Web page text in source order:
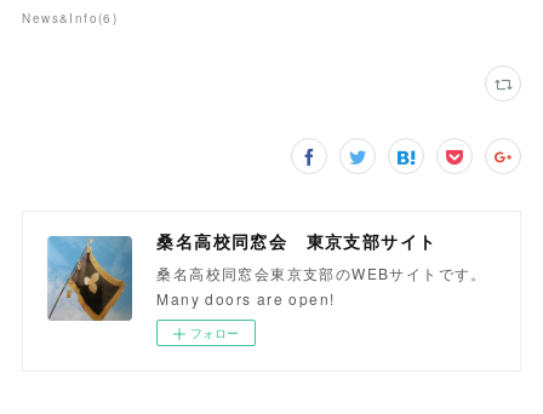
News&Info(6 )
桑名高校同窓会 東京支部サイト
桑名高校同窓会東京支部のWEBサイトです。
Many doors are open!
フォロー